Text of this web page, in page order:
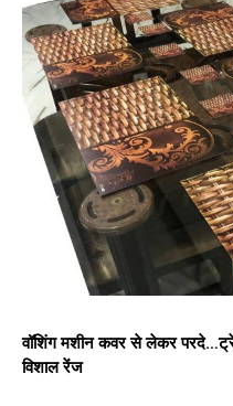
वॉशिंग मशीन कवर से लेकर
विशाल रेंज